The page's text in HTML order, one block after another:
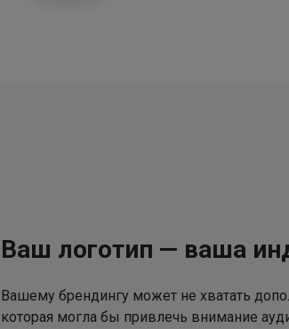
Ваш логотип — ваша
Вашему брендингу может не хватать
которая могла бы привлечь внимание